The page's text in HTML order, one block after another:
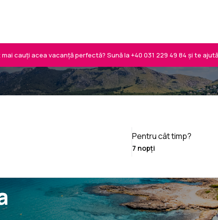
cauți acea vacanță perfectă? Sună la +40 031 229 49 84 și te
Pentru cât timp?